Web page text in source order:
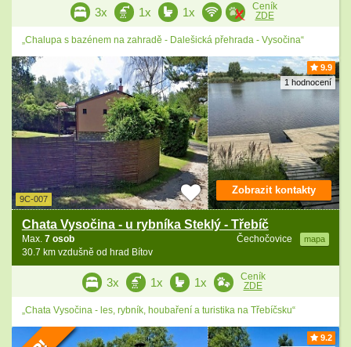
3x 1x 1x
Ceník
ZDE
„Chalupa s bazénem na zahradě - Dalešická přehrada - Vysočina“
9.9
1 hodnocení
9C-007
Chata Vysočina - u rybníka Steklý - Třebíč
Čechočovice mapa
Max. 7 osob
30.7 km vzdušně od hrad Bítov
Zobrazit kontakty
3x 1x 1x
Ceník
ZDE
„Chata Vysočina - les, rybník, houbaření a turistika na Třebíčsku“
9.2